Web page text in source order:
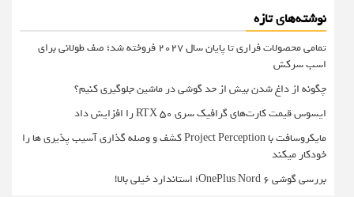
نوشته‌های تازه
تمامی محصولات فراری تا پایان سال ۲۰۲۷ فروخته شد؛ صف طولانی برای
اسب سرکش
چگونه از داغ شدن بیش از حد گوشی در ماشین جلوگیری کنیم؟
ایسوس قیمت کارت‌های گرافیک سری RTX 50 را افزایش داد
مایکروسافت با Project Perception کشف و وصله گذاری آسیب پذیری ها را
خودکار میکند
بررسی گوشی OnePlus Nord 6؛ استاندارد خیلی بالا!